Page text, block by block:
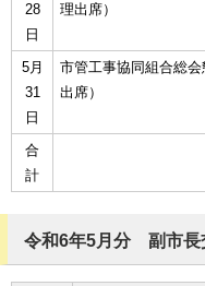
28
日
理出席）
5月
31
日
市管工事協同組合総
出席）
合
計
令和6年5月分 副市長